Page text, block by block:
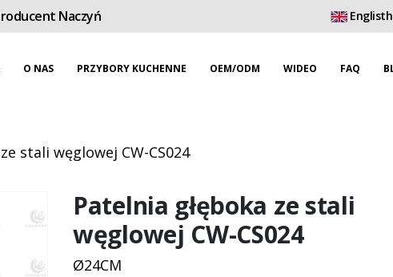
Naczyń Englisth
O NAS PRZYBORY KUCHENNE OEM/ODM WIDEO FAQ
stali węglowej CW-CS024
Patelnia głęboka ze stali
węglowej CW-CS024
Ø24CM